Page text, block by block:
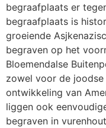
begraafplaats er
begraafplaats is
groeiende
begraven op het
Bloemendalse
zowel voor de
ontwikkeling van
liggen ook
begraven in